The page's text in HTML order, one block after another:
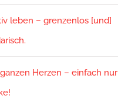
leben – grenzenlos [und]
Herzen – einfach nur